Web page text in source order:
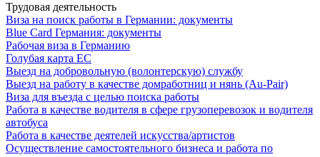
Трудовая деятельность
Виза на поиск работы в Германии: документы
Blue Card Германия: документы
Рабочая виза в Германию
Голубая карта ЕС
Выезд на добровольную (волонтерскую) службу
Выезд на работу в качестве домработниц и нянь (Au-Pair)
Виза для въезда с целью поиска работы
Работа в качестве водителя в сфере грузоперевозок и водителя
автобуса
Работа в качестве деятелей искусства/артистов
Осуществление самостоятельного бизнеса и работа по